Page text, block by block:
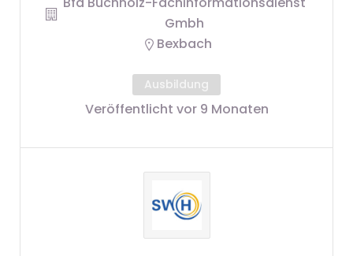
Gmbh
Bexbach
Ausbildung
Veröffentlicht vor 9 Monaten